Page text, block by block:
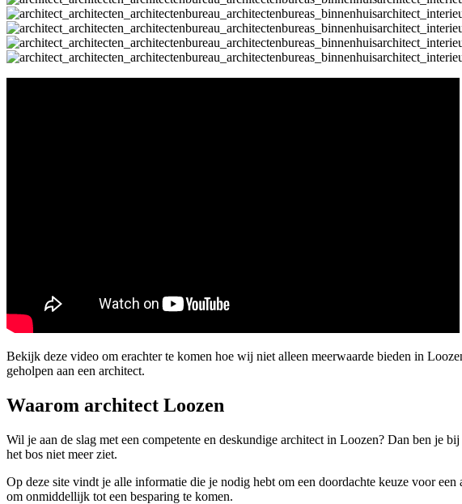
Bekijk deze video om erachter te komen hoe wij niet alleen meerwaarde bieden in
geholpen aan een architect.
Waarom architect Loozen
Wil je aan de slag met een competente en deskundige architect in Loozen? Dan ben je
het bos niet meer ziet.
Op deze site vindt je alle informatie die je nodig hebt om een doordachte keuze voor
om onmiddellijk tot een besparing te komen.